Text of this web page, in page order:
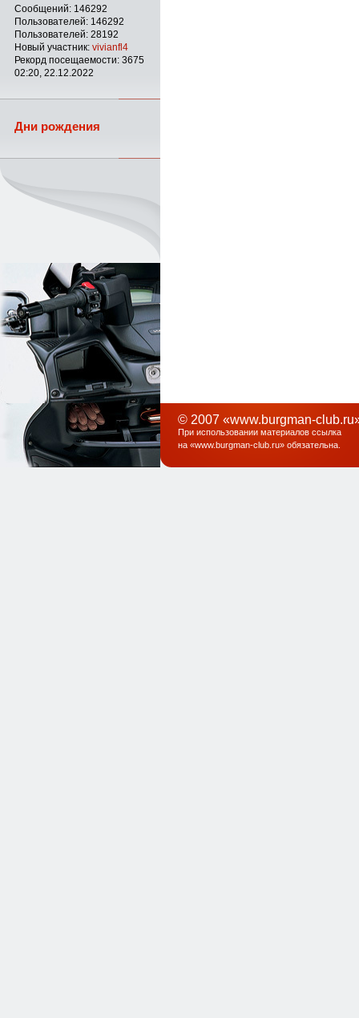
Сообщений: 146292
Пользователей: 146292
Пользователей: 28192
Новый участник: vivianfl4
Рекорд посещаемости: 3675
02:20, 22.12.2022
Дни рождения
© 2007 «www.burgman-
При использовании материалов ссылка
на «www.burgman-club.ru» обязательна